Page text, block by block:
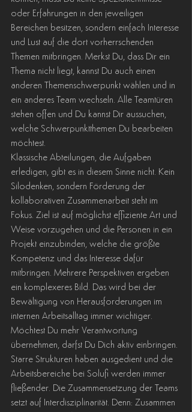
oder Erfahrungen in den jeweiligen
Bereichen besitzen, sondern einfach Interesse
und Lust auf die dort vorherrschenden
Themen mitbringen. Merkst Du, dass Dir ein
Thema nicht liegt, kannst Du auch einen
anderen Themenschwerpunkt wählen und in
ein anderes Team wechseln. Alle Teamtüren
stehen offen und Du kannst Dir aussuchen,
welche Schwerpunktthemen Du bearbeiten
möchtest.
Klassische Abteilungen, die Aufgaben
erledigen, gibt es in diesem Sinne nicht. Kein
Silodenken, sondern Förderung der
kollaborativen Zusammenarbeit steht im
Fokus. Ziel ist auf möglichst effiziente Art und
Weise vorzugehen und die Personen in ein
Projekt einzubinden, welche die größte
Kompetenz und das Interesse dafür
mitbringen. Mehrere Perspektiven ergeben
ein komplexeres Bild. Das wird bei der
Bewältigung von Herausforderungen im
internen Arbeitsalltag immer wichtiger.
Möchtest Du mehr Verantwortung
übernehmen, darfst Du Dich aktiv einbringen.
Starre Strukturen haben ausgedient und die
Arbeitsbereiche bei Solufi werden immer
fließender. Die Zusammensetzung der Teams
setzt auf Interdisziplinarität. Denn: Zusammen